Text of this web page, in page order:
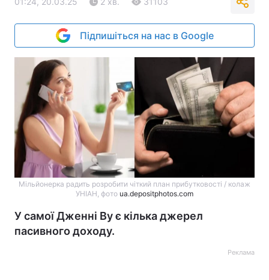
Підпишіться на нас в Google
Мільйонерка радить розробити чіткий план прибутковості / колаж
УНІАН, фото ua.depositphotos.com
У самої Дженні Ву є кілька джерел
пасивного доходу.
Реклама